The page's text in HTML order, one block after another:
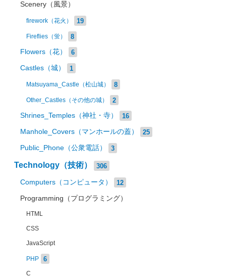
Scenery（風景）
firework（花火） 19
Fireflies（蛍） 8
Flowers（花） 6
Castles（城） 1
Matsuyama_Castle（松山城） 8
Other_Castles（その他の城） 2
Shrines_Temples（神社・寺） 16
Manhole_Covers（マンホールの蓋） 25
Public_Phone（公衆電話） 3
Technology（技術） 306
Computers（コンピュータ） 12
Programming（プログラミング）
HTML
CSS
JavaScript
PHP 6
C